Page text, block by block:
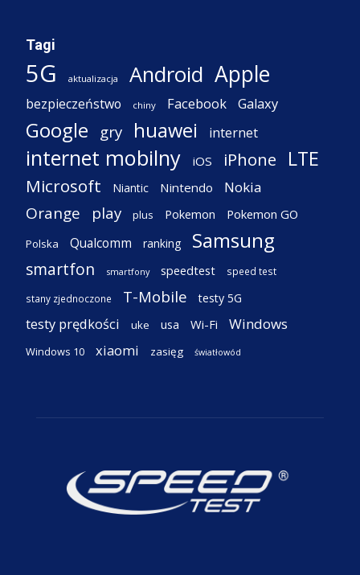
Tagi
5G aktualizacja Android Apple
bezpieczeństwo chiny Facebook Galaxy
Google gry huawei internet
internet mobilny iOS iPhone LTE
Microsoft Niantic Nintendo Nokia
Orange play plus Pokemon Pokemon GO
Polska Qualcomm ranking Samsung
smartfon smartfony speedtest speed test
stany zjednoczone T-Mobile testy 5G
testy prędkości uke usa Wi-Fi Windows
Windows 10 xiaomi zasięg światłowód